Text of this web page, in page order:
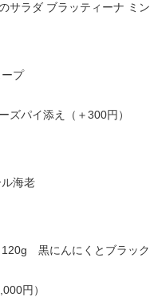
サラダ ブラッティーナ ミ
プ
パイ添え（＋300円）
海老
黒にんにくとブラッ
円）